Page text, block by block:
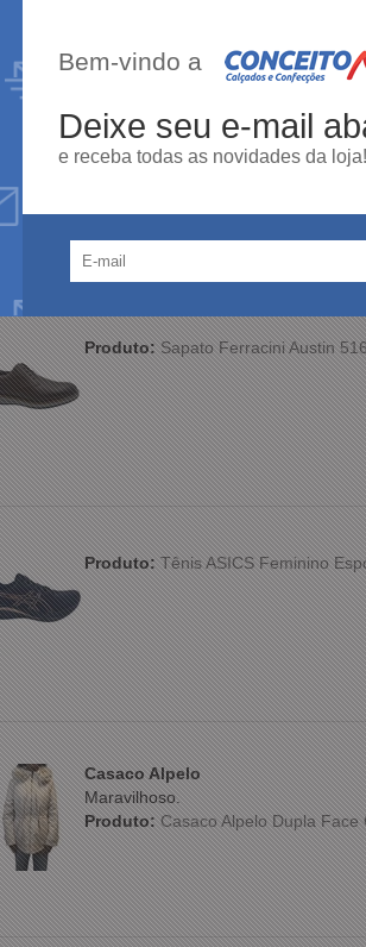
Bem-vindo a
Deixe seu e-mail
e receba todas as novidades da
loja. 100%
Produto:Sapato Ferracini Austin
Produto:Tênis ASICS Feminino
Casaco Alpelo
Maravilhoso.
Produto:Casaco Alpelo Dupla Face